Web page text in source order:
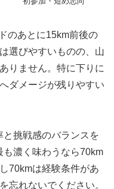
のあとに15km前後の
選びやすいものの、山
りません。特に下りに
ダメージが残りやすい
挑戦感のバランスを
濃く味わうなら70km
70kmは経験条件があ
忘れないでください。